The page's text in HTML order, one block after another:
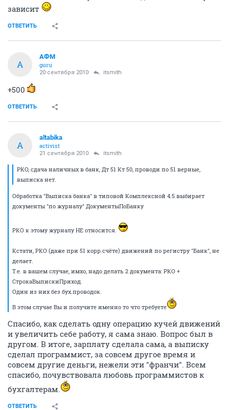
зависит
ОТВЕТИТЬ
А
АФМ
guru
20 сентября 2010 itsmith
+500
ОТВЕТИТЬ
A
altabika
activist
21 сентября 2010 itsmith
РКО, сдача наличных в банк, Дт 51 Кт 50, проводи по 51 верные,
выписка нет.
Обработка "Выписка банка" в типовой Комплексной 4.5 выбирает
документы "по журналу" ДокументыПоБанку
РКО к этому журналу НЕ относится.
Кстати, РКО (даже при 51 корр.счёте) движений по регистру "Банк", не
делает.
Т.е. в вашем случае, имхо, надо делать 2 документа: РКО +
СтрокаВыпискиПриход.
Один из них без бух.проводок.
В этом случае Вы и получите именно то что требуете
Спасибо, как сделать одну операцию кучей движений
и увеличить себе работу, я сама знаю. Вопрос был в
другом. В итоге, зарплату сделала сама, а выписку
сделал программист, за совсем другое время и
совсем другие деньги, нежели эти "франчи". Всем
спасибо, почувствовала любовь программистов к
бухгалтерам.
ОТВЕТИТЬ